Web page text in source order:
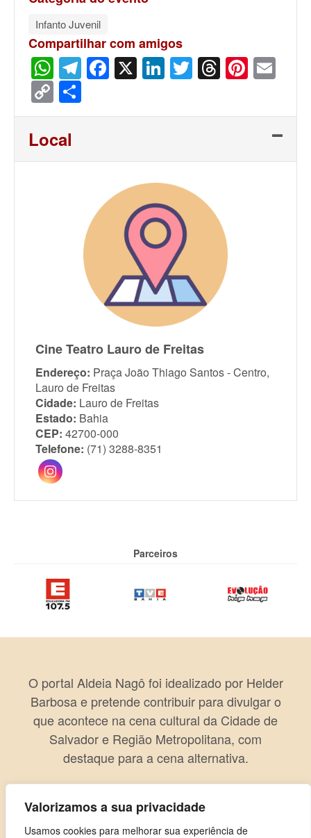
Valorizamos a sua privacidade
Usamos cookies para melhorar sua experiência de
Infanto Juvenil
Compartilhar com amigos
WhatsApp
Telegram
Facebook
X LinkedIn
Twitter
Threads
Copy
Link
Local
Cine Teatro Lauro de Freitas
Endereço: Praça João Thiago Santos - Centro,
Lauro de Freitas
Cidade: Lauro de Freitas
Estado: Bahia
CEP: 42700-000
Telefone: (71) 3288-8351
Parceiros
O portal Aldeia Nagô foi idealizado por Helder
Barbosa e pretende contribuir para divulgar o
que acontece na cena cultural da Cidade de
Salvador e Região Metropolitana, com
destaque para a cena alternativa.